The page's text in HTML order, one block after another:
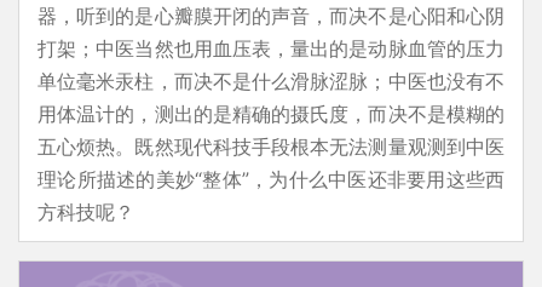
器，听到的是心瓣膜开闭的声音，而决不是心阳和心阴
打架；中医当然也用血压表，量出的是动脉血管的压力
单位毫米汞柱，而决不是什么滑脉涩脉；中医也没有不
用体温计的，测出的是精确的摄氏度，而决不是模糊的
五心烦热。既然现代科技手段根本无法测量观测到中医
理论所描述的美妙“整体”，为什么中医还非要用这些西
方科技呢？